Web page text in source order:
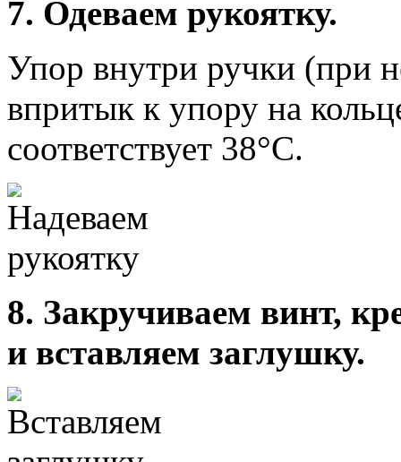
7. Одеваем рукоятку.
Упор внутри ручки (при
впритык к упору на
соответствует 38°С.
8. Закручиваем винт,
и вставляем заглушку.